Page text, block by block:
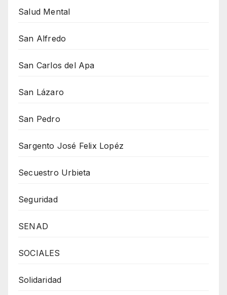
Salud Mental
San Alfredo
San Carlos del Apa
San Lázaro
San Pedro
Sargento José Felix Lopéz
Secuestro Urbieta
Seguridad
SENAD
SOCIALES
Solidaridad